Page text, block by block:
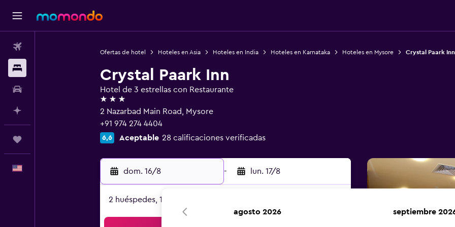
Ofertas de hotel Hoteles en Asia Hoteles en India Hoteles en Karnataka Hoteles en Mysore Crystal Paark Inn
Crystal Paark Inn
Hotel de 3 estrellas con Restaurante
3 estrellas
2 Nazarbad Main Road, Mysore
+91 974 274 4404
6,6 Aceptable 28 calificaciones verificadas
dom. 16/8 - lun. 17/8
2 huéspedes, 1 habitación
agosto 2026 septiembre